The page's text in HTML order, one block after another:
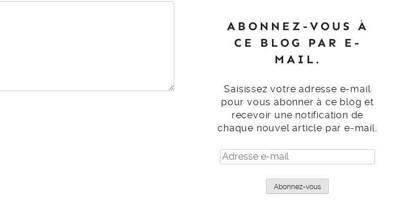
ABONNEZ-VOUS À
CE BLOG PAR E-
MAIL.
Saisissez votre adresse e-mail
pour vous abonner à ce blog et
recevoir une notification de
chaque nouvel article par e-mail.
Adresse
e-
Abonnez-vous